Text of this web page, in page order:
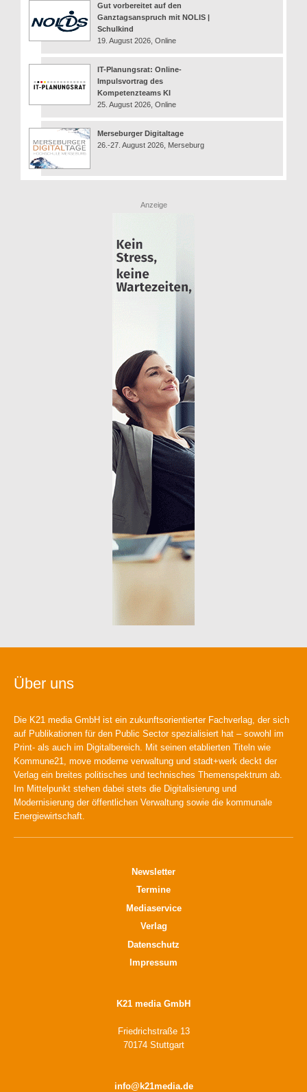
Gut vorbereitet auf den
Ganztagsanspruch mit NOLIS |
Schulkind
19. August 2026, Online
IT-Planungsrat: Online-
Impulsvortrag des
Kompetenzteams KI
25. August 2026, Online
Merseburger Digitaltage
26.-27. August 2026, Merseburg
Anzeige
Über uns
Die K21 media GmbH ist ein zukunftsorientierter Fachverlag, der sich
auf Publikationen für den Public Sector spezialisiert hat – sowohl im
Print- als auch im Digitalbereich. Mit seinen etablierten Titeln wie
Kommune21, move moderne verwaltung und stadt+werk deckt der
Verlag ein breites politisches und technisches Themenspektrum ab.
Im Mittelpunkt stehen dabei stets die Digitalisierung und
Modernisierung der öffentlichen Verwaltung sowie die kommunale
Energiewirtschaft.
Newsletter
Termine
Mediaservice
Verlag
Datenschutz
Impressum
K21 media GmbH
Friedrichstraße 13
70174 Stuttgart
info@k21media.de